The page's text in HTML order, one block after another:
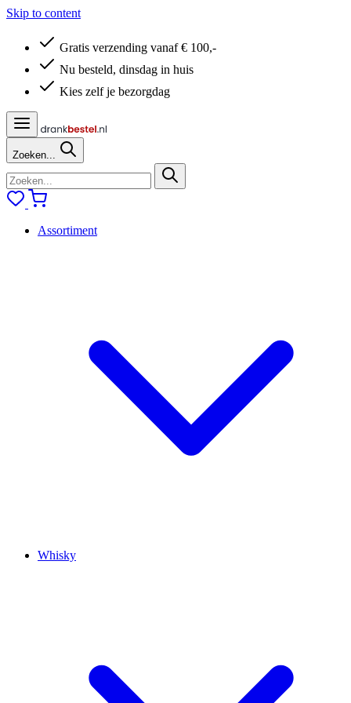
Skip to content
Gratis verzending vanaf € 100,-
Nu besteld, dinsdag in huis
Kies zelf je bezorgdag
Zoeken...
Assortiment
Whisky